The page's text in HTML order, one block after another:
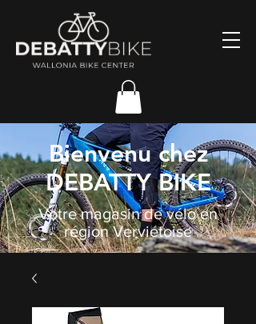
Bienvenu chez
DEBATTY BIKE
Votre magasin de vélo en
région Verviétoise